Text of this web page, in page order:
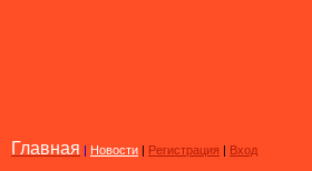
Главная | Новости | Регистрация | Вход